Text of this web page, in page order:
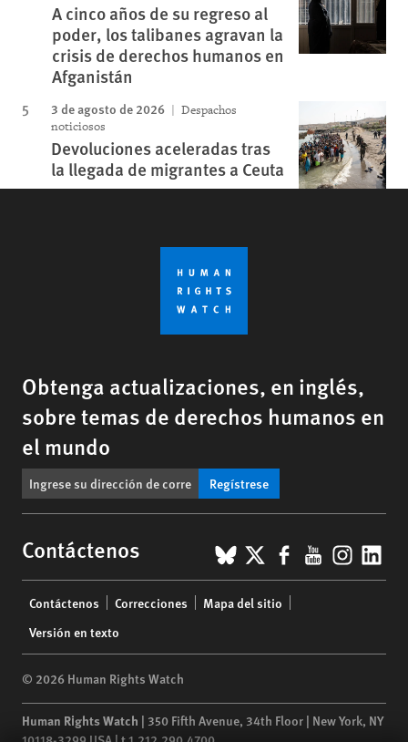
A cinco años de su regreso al
poder, los talibanes agravan la
crisis de derechos humanos en
Afganistán
3 de agosto de 2026
Despachos
noticiosos
Devoluciones aceleradas tras
la llegada de migrantes a Ceuta
Obtenga actualizaciones, en inglés,
sobre temas de derechos humanos en
el mundo
Regístrese
Contáctenos BlueSky
X Facebook
YouTube
menu
Contáctenos Correcciones
Mapa del sitio
Versión en texto
© 2026 Human Rights Watch
Human Rights Watch | 350 Fifth Avenue, 34th Floor | New York, NY